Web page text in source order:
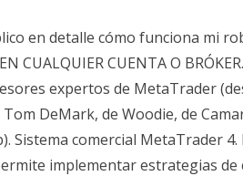
en detalle cómo funciona mi
CUALQUIER CUENTA O
expertos de MetaTrader
DeMark, de Woodie, de
Sistema comercial MetaTrader
implementar estrategias de